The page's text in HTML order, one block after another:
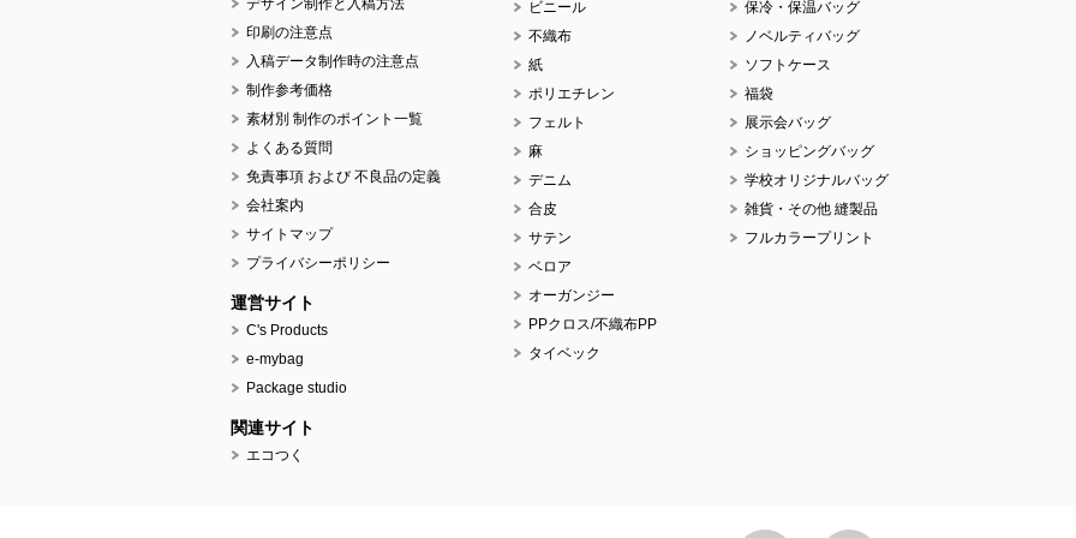
デザイン制作と入稿方法
印刷の注意点
入稿データ制作時の注意点
制作参考価格
素材別 制作のポイント一覧
よくある質問
免責事項 および 不良品の定義
会社案内
サイトマップ
プライバシーポリシー
運営サイト
C's Products
e-mybag
Package studio
関連サイト
エコつく
ビニール
不織布
紙
ポリエチレン
フェルト
麻
デニム
合皮
サテン
ベロア
オーガンジー
PPクロス/不織布PP
タイベック
保冷・保温バッグ
ノベルティバッグ
ソフトケース
福袋
展示会バッグ
ショッピングバッグ
学校オリジナルバッグ
雑貨・その他 縫製品
フルカラープリント